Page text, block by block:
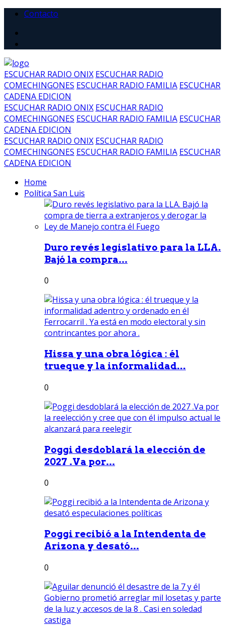
Contacto
ESCUCHAR RADIO ONIX ESCUCHAR RADIO
COMECHINGONES ESCUCHAR RADIO FAMILIA ESCUCHAR
CADENA EDICION
ESCUCHAR RADIO ONIX ESCUCHAR RADIO
COMECHINGONES ESCUCHAR RADIO FAMILIA ESCUCHAR
CADENA EDICION
ESCUCHAR RADIO ONIX ESCUCHAR RADIO
COMECHINGONES ESCUCHAR RADIO FAMILIA ESCUCHAR
CADENA EDICION
Home
Política San Luis
Duro revés legislativo para la LLA.
Bajó la compra...
0
Hissa y una obra lógica : él
trueque y la informalidad...
0
Poggi desdoblará la elección de
2027 .Va por...
0
Poggi recibió a la Intendenta de
Arizona y desató...
0